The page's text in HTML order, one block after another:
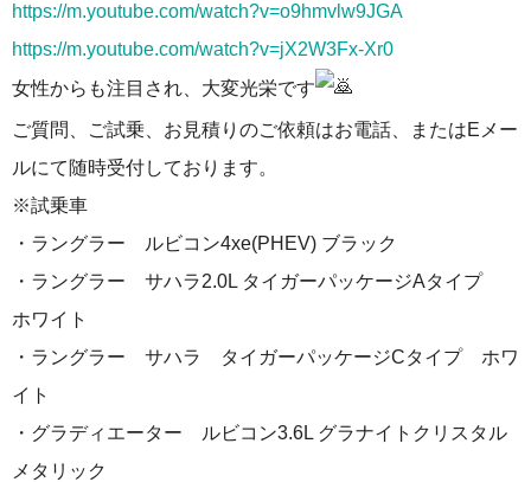
https://m.youtube.com/watch?v=o9hmvlw9JGA
https://m.youtube.com/watch?v=jX2W3Fx-Xr0
女性からも注目され、大変光栄です
ご質問、ご試乗、お見積りのご依頼はお電話、またはEメー
ルにて随時受付しております。
※試乗車
・ラングラー ルビコン4xe(PHEV) ブラック
・ラングラー サハラ2.0L タイガーパッケージAタイプ
ホワイト
・ラングラー サハラ タイガーパッケージCタイプ ホワ
イト
・グラディエーター ルビコン3.6L グラナイトクリスタル
メタリック